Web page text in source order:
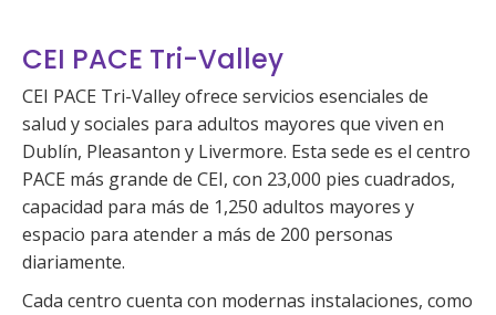
CEI PACE Tri-Valley
CEI PACE Tri-Valley ofrece servicios esenciales de
salud y sociales para adultos mayores que viven en
Dublín, Pleasanton y Livermore. Esta sede es el centro
PACE más grande de CEI, con 23,000 pies cuadrados,
capacidad para más de 1,250 adultos mayores y
espacio para atender a más de 200 personas
diariamente.
Cada centro cuenta con modernas instalaciones, como